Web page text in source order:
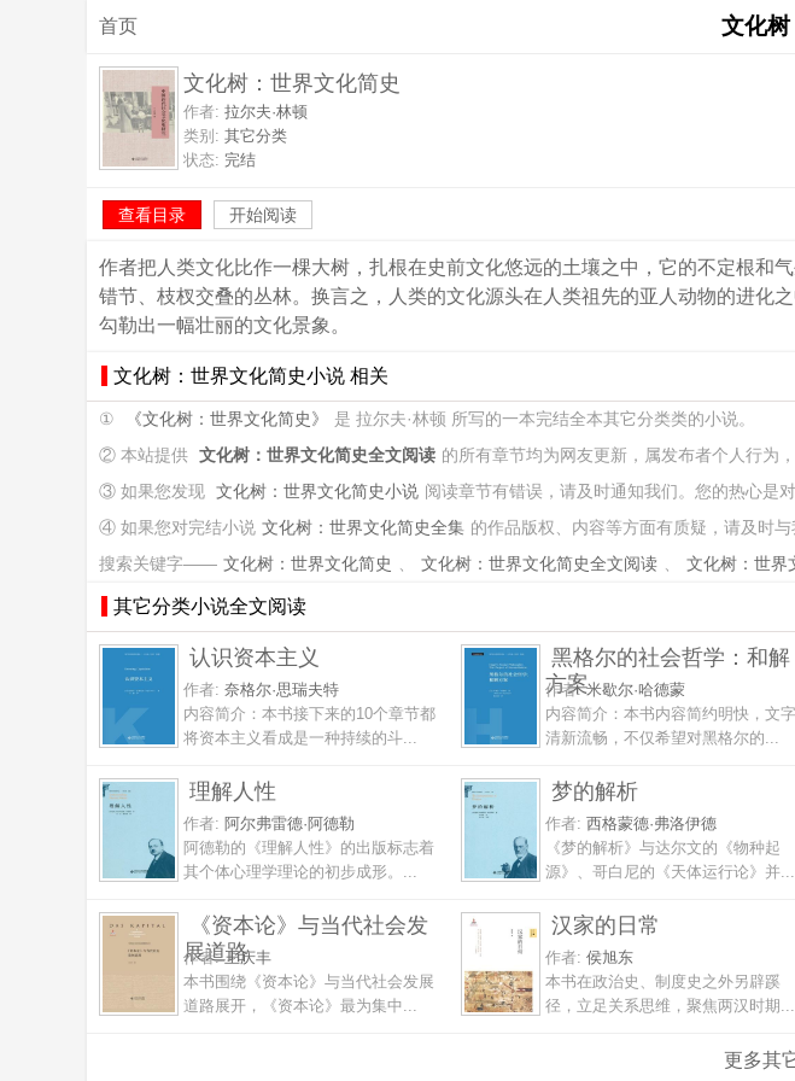
首页 文化
文化树：世界文化简史
作者: 拉尔夫·林顿
类别: 其它分类
状态: 完结
查看目录 开始阅读
作者把人类文化比作一棵大树，扎根在史前文化悠远的土壤之中，它的不定根和
错节、枝杈交叠的丛林。换言之，人类的文化源头在人类祖先的亚人动物的进化
勾勒出一幅壮丽的文化景象。
文化树：世界文化简史小说 相关
① 《文化树：世界文化简史》
是 拉尔夫·林顿 所写的一本完结全本其它分类类的小说。
② 本站提供 文化树：世界文化简史全文阅读 的所有章节均为网友更新，属发布者个人行为
③ 如果您发现 文化树：世界文化简史小说 阅读章节有错误，请及时通知我们。您的热心是
④ 如果您对完结小说 文化树：世界文化简史全集 的作品版权、内容等方面有质疑，请及时
搜索关键字—— 文化树：世界文化简史 、 文化树：世界文化简史全文阅读 、 文化树：世界
其它分类小说全文阅读
认识资本主义
作者: 奈格尔·思瑞夫特
内容简介：本书接下来的10个章节都
将资本主义看成是一种持续的斗...
黑格尔的社会哲学：和解
方案
作者:米歇尔·哈德蒙
内容简介：本书内容简约明快，文字
清新流畅，不仅希望对黑格尔的...
理解人性
作者: 阿尔弗雷德·阿德勒
阿德勒的《理解人性》的出版标志着
其个体心理学理论的初步成形。...
梦的解析
作者: 西格蒙德·弗洛伊德
《梦的解析》与达尔文的《物种起
源》、哥白尼的《天体运行论》并...
《资本论》与当代社会发
展道路
作者:王庆丰
本书围绕《资本论》与当代社会发展
道路展开，《资本论》最为集中...
汉家的日常
作者: 侯旭东
本书在政治史、制度史之外另辟蹊
径，立足关系思维，聚焦两汉时期...
更多其